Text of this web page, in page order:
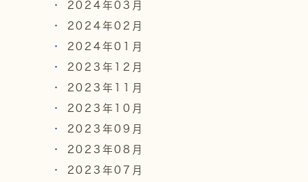
2024年03月
2024年02月
2024年01月
2023年12月
2023年11月
2023年10月
2023年09月
2023年08月
2023年07月